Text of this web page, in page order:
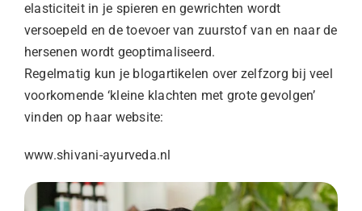
elasticiteit in je spieren en gewrichten wordt
versoepeld en de toevoer van zuurstof van en naar de
hersenen wordt geoptimaliseerd.
Regelmatig kun je blogartikelen over zelfzorg bij veel
voorkomende ‘kleine klachten met grote gevolgen’
vinden op haar website:
www.shivani-ayurveda.nl